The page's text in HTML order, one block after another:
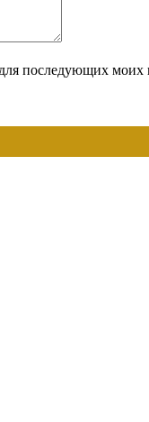
последующих моих